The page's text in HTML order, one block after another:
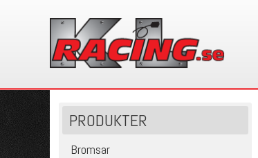
PRODUKTER
Bromsar